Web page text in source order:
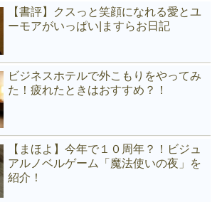
【書評】クスっと笑顔になれる愛とユ
ーモアがいっぱい|ますらお日記
ビジネスホテルで外こもりをやってみ
た！疲れたときはおすすめ？！
【まほよ】今年で１０周年？！ビジュ
アルノベルゲーム「魔法使いの夜」を
紹介！